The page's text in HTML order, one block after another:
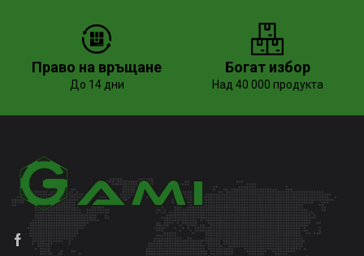
Право на връщане
До 14 дни
Богат избор
Над 40 000 продукта